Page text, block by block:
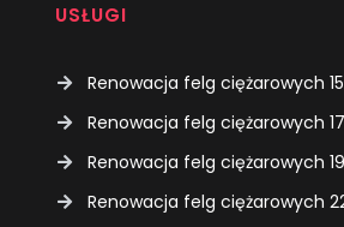
USŁUGI
Renowacja felg ciężarowych
Renowacja felg ciężarowych
Renowacja felg ciężarowych
Renowacja felg ciężarowych